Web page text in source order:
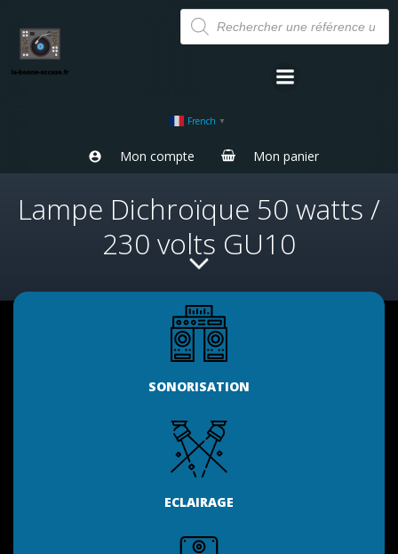
Aller
au
contenu
Recherche
de
produits
French ▼
Mon compte Mon panier
Lampe Dichroïque 50 watts /
230 volts GU10
SONORISATION
ECLAIRAGE